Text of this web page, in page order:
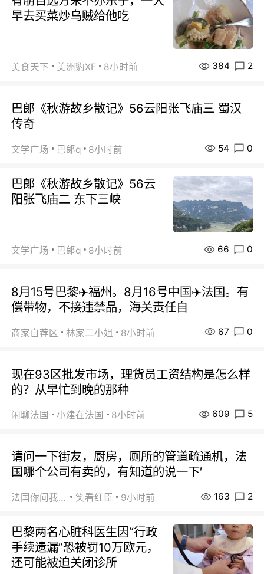
早去买菜炒乌贼给他吃
美食天下 美洲豹XF 8小时前 384 2
巴郞《秋游故乡散记》56云阳张飞庙三 蜀汉
传奇
文学广场 巴郞q 8小时前 54 0
巴郞《秋游故乡散记》56云
阳张飞庙二 东下三峡
文学广场 巴郞q 8小时前 66 0
8月15号巴黎✈️福州。8月16号中国✈️法国。有
偿带物，不接违禁品，海关责任自
商家自荐区 林家二小姐 8小时前 67 0
现在93区批发市场，理货员工资结构是怎么样
的？从早忙到晚的那种
闲聊法国 小建在法国 8小时前 609 5
请问一下街友，厨房，厕所的管道疏通机，法
国哪个公司有卖的，有知道的说一下′
法国你问我答 笑看红臣 9小时前 163 2
巴黎两名心脏科医生因“行政
手续遗漏”恐被罚10万欧元，
还可能被迫关闭诊所